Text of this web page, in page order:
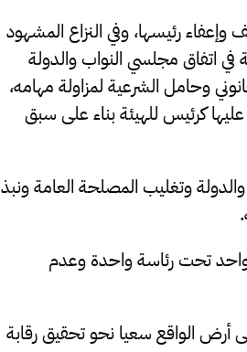
رئيسها، وفي النزاع المشهود
في اتفاق مجلسي النواب والدولة
وحامل الشرعية لمزاولة مهامه،
كرئيس للهيئة بناء على سبق
وتغليب المصلحة العامة ونبذ
تحت رئاسة واحدة وعدم
أرض الواقع سعيا نحو تحقيق رقابة